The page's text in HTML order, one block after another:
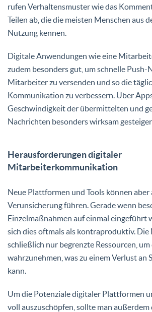
rufen Verhaltensmuster wie das
Teilen ab, die die meisten Menschen aus
Nutzung kennen.
Digitale Anwendungen wie eine
zudem besonders gut, um schnelle Push-
Mitarbeiter zu versenden und so die
Kommunikation zu verbessern. Über
Geschwindigkeit der übermittelten und
Nachrichten besonders wirksam
Herausforderungen digitaler
Mitarbeiterkommunikation
Neue Plattformen und Tools können aber
Verunsicherung führen. Gerade wenn
Einzelmaßnahmen auf einmal eingeführt
sich dies oftmals als kontraproduktiv.
schließlich nur begrenzte Ressourcen,
wahrzunehmen, was zu einem Verlust an
kann.
Um die Potenziale digitaler Plattformen
voll auszuschöpfen, sollte man außerdem